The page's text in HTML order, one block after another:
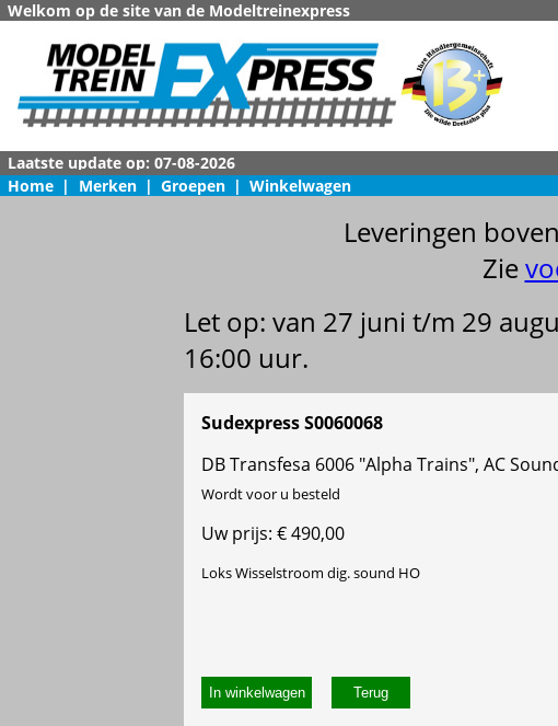
Welkom op de site van de Modeltreinexpress
Home | Merken | Groepen | Winkelwagen
Leveringen
Zie
Let op: van 27 juni t/m 29
16:00 uur.
Sudexpress S0060068
DB Transfesa 6006 "Alpha Trains", AC
Wordt voor u besteld
Uw prijs: € 490,00
Loks Wisselstroom dig. sound HO
In winkelwagen